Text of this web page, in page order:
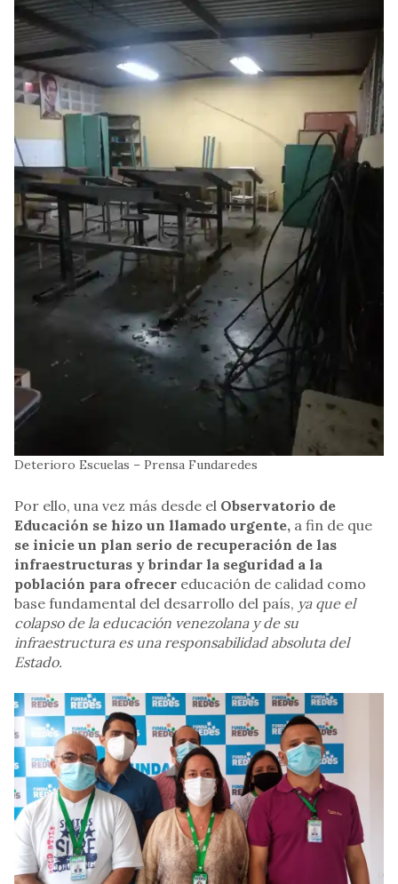
Deterioro Escuelas – Prensa Fundaredes
Por ello, una vez más desde el Observatorio de
Educación se hizo un llamado urgente, a fin de que
se inicie un plan serio de recuperación de las
infraestructuras y brindar la seguridad a la
población para ofrecer educación de calidad como
base fundamental del desarrollo del país, ya que el
colapso de la educación venezolana y de su
infraestructura es una responsabilidad absoluta del
Estado.